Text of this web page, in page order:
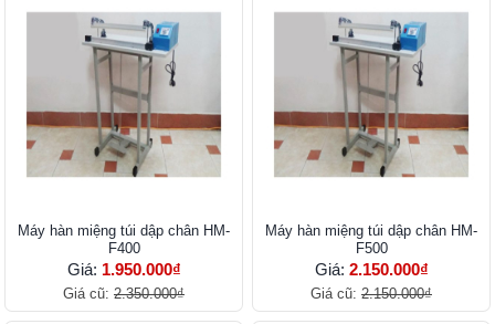
Máy hàn miệng túi dập chân HM-
F400
Giá: 1.950.000₫
Giá cũ: 2.350.000₫
Máy hàn miệng túi dập chân HM-
F500
Giá: 2.150.000₫
Giá cũ: 2.150.000₫